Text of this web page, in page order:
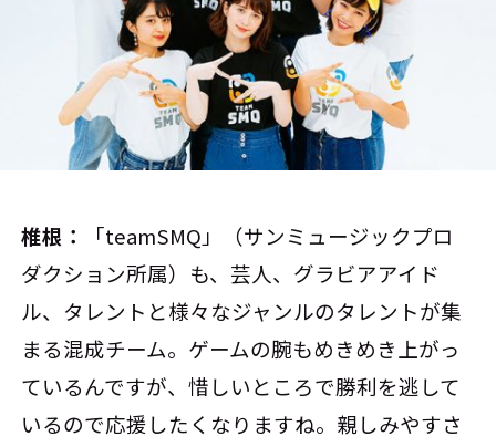
椎根：
「teamSMQ」（サンミュージックプロ
ダクション所属）も、芸人、グラビアアイド
ル、タレントと様々なジャンルのタレントが集
まる混成チーム。ゲームの腕もめきめき上がっ
ているんですが、惜しいところで勝利を逃して
いるので応援したくなりますね。親しみやすさ